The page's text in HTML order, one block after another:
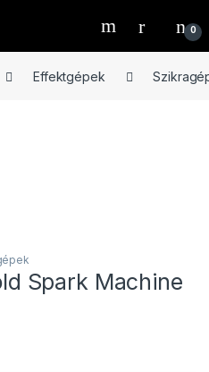
0
Effektgépek
Spark Machine